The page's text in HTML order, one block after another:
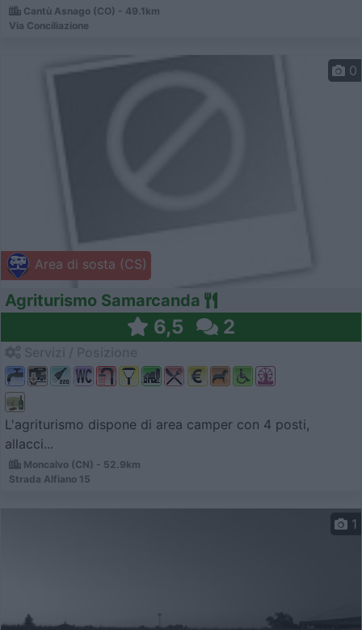
Cantù Asnago (CO) - 49.1km
Via Conciliazione
Area di sosta (CS)
0
Agriturismo Samarcanda
6,5 2
L'agriturismo dispone di area camper con 4 posti,
allacci...
Moncalvo (CN) - 52.9km
Strada Alfiano 15
1